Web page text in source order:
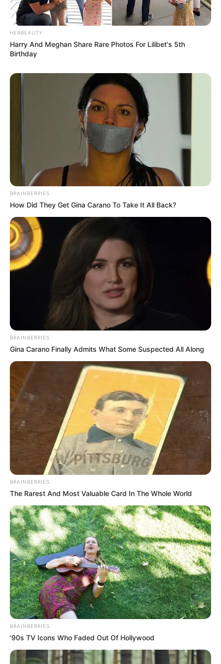
na Câmara Municipal.
+Atualização: Confira a lista das cidades que já se
comprometeram a pagar os R$ 2.424
1º Encontro Estadual tratou sobre a EC 120, Previne Brasil, PQA-
VS, gratificações
PEC dos 3 salários mínimos como remuneração para os
Agentes de Saúde (ACS e ACE) com Curso Técnico.
às Endemias representam a coluna de sustentação da base do
Uma novaProposta de Emenda à Constituição busca aumentar
para três salários mínimos a remuneração dos Agentes
Comunitários de Saúde e Agentes de Combate às Endemias com
Curso Técnico, trata-se daPEC 18/2022.Veja a matéria completa,
aqui!
HERBEAUTY
Harry And Meghan Share Rare Photos For Lilibet's 5th
Birthday
BRAINBERRIES
How Did They Get Gina Carano To Take It All Back?
BRAINBERRIES
Gina Carano Finally Admits What Some Suspected All Along
BRAINBERRIES
The Rarest And Most Valuable Card In The Whole World
BRAINBERRIES
’90s TV Icons Who Faded Out Of Hollywood